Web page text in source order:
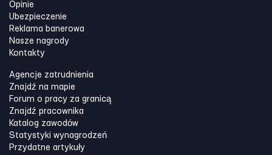
Opinie
Ubezpieczenie
Reklama banerowa
Nasze nagrody
Kontakty
Agencje zatrudnienia
Znajdź na mapie
Forum o pracy za granicą
Znajdź pracownika
Katalog zawodów
Statystyki wynagrodzeń
Przydatne artykuły